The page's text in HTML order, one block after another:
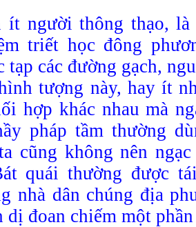
ít người thông thạo,
triết học đông
tạp các đường gạch,
tượng này, hay ít
hợp khác nhau mà
pháp tầm thường
cũng không nên
quái thường được
nhà dân chúng địa
dị đoan chiếm một